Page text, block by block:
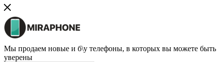
Мы продаем новые и б\у телефоны, в которых вы можете быть
уверены